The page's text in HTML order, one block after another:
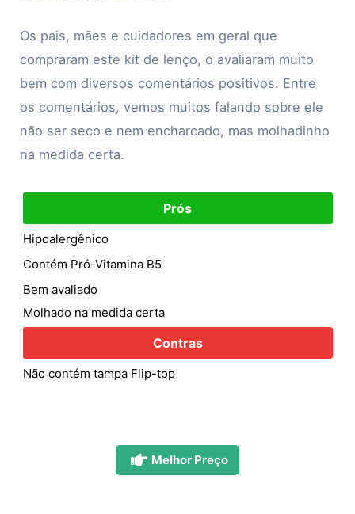
Os pais, mães e cuidadores em geral que
compraram este kit de lenço, o avaliaram muito
bem com diversos comentários positivos. Entre
os comentários, vemos muitos falando sobre ele
não ser seco e nem encharcado, mas molhadinho
na medida certa.
Prós
Hipoalergênico
Contém Pró-Vitamina B5
Bem avaliado
Molhado na medida certa
Contras
Não contém tampa Flip-top
Melhor Preço